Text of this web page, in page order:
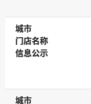
城市
城市
门店名称
门店名称
信息公示
信息公示
城市
城市